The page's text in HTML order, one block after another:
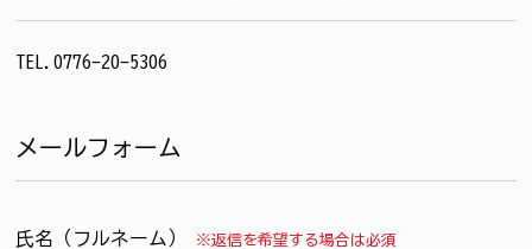
TEL.0776-20-5306
メールフォーム
氏名（フルネーム） ※返信を希望する場合は必須